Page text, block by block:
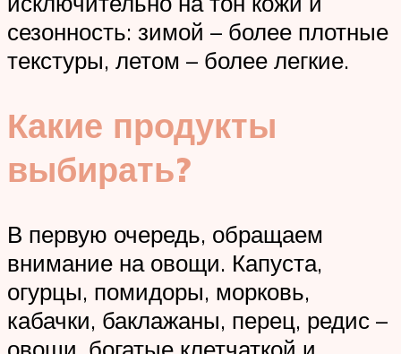
сезонность: зимой – более плотные
текстуры, летом – более легкие.
Какие продукты
выбирать?
В первую очередь, обращаем
внимание на овощи. Капуста,
огурцы, помидоры, морковь,
кабачки, баклажаны, перец, редис –
овощи, богатые клетчаткой и